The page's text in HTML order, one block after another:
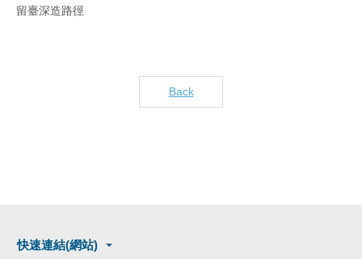
留臺深造路徑
Back
快速連結(網站)